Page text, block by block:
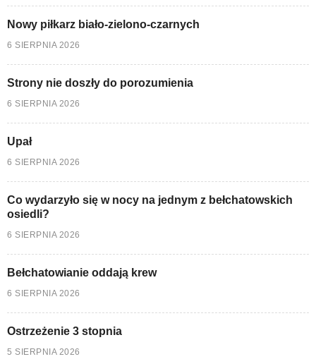
Nowy piłkarz biało-zielono-czarnych
6 SIERPNIA 2026
Strony nie doszły do porozumienia
6 SIERPNIA 2026
Upał
6 SIERPNIA 2026
Co wydarzyło się w nocy na jednym z bełchatowskich
osiedli?
6 SIERPNIA 2026
Bełchatowianie oddają krew
6 SIERPNIA 2026
Ostrzeżenie 3 stopnia
5 SIERPNIA 2026